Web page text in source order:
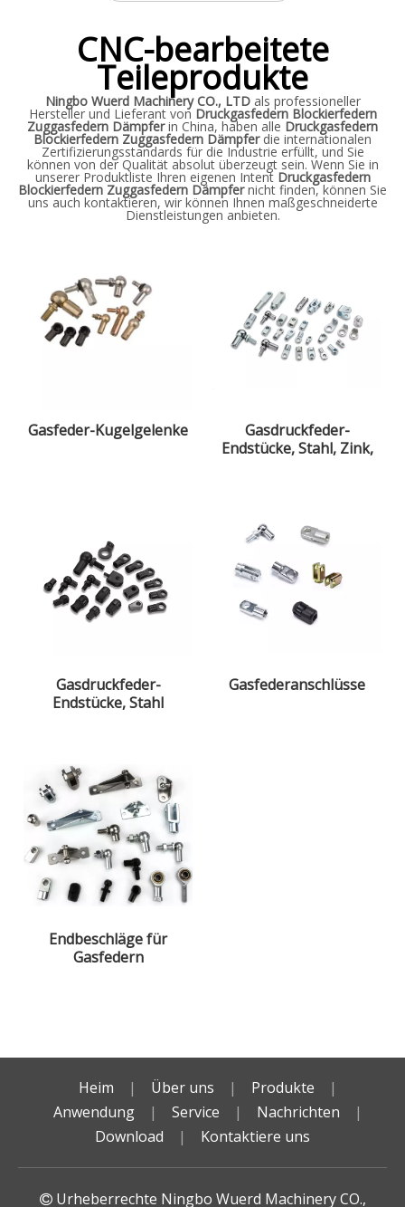
CNC-bearbeitete
Teileprodukte
Ningbo Wuerd Machinery CO., LTDals professioneller
Hersteller und Lieferant von Druckgasfedern Blockierfedern
Zuggasfedern Dämpferin China, haben alle Druckgasfedern
Blockierfedern Zuggasfedern Dämpferdie internationalen
Zertifizierungsstandards für die Industrie erfüllt, und Sie
können von der Qualität absolut überzeugt sein. Wenn Sie in
unserer Produktliste Ihren eigenen Intent Druckgasfedern
Blockierfedern Zuggasfedern Dämpfernicht finden, können Sie
uns auch kontaktieren, wir können Ihnen maßgeschneiderte
Dienstleistungen anbieten.
Gasfeder-Kugelgelenke
Gasdruckfeder-
Endstücke, Stahl, Zink,
Gasdruckfeder-
Endstücke, Stahl
Gasfederanschlüsse
Endbeschläge für
Gasfedern
Heim | Über uns | Produkte
|
Anwendung
| Service | Nachrichten
|
Download
| Kontaktiere uns
Urheberrechte Ningbo Wuerd Machinery CO.,